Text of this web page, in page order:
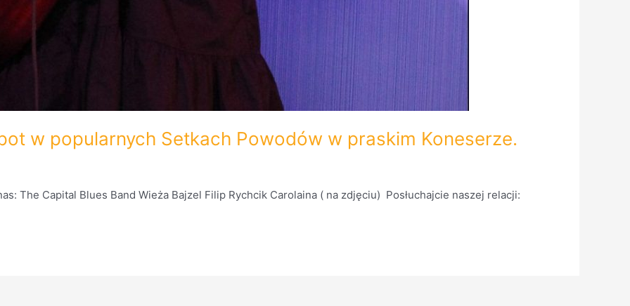
w popularnych Setkach Powodów w praskim Koneserze.
The Capital Blues Band Wieża Bajzel Filip Rychcik Carolaina ( na zdjęciu) Posłuchajcie naszej relacji: